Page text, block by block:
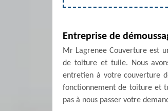
Entreprise de
Mr Lagrenee Couverture est
de toiture et tuile. Nous
entretien à votre couverture
fonctionnement de toiture et
pas à nous passer votre